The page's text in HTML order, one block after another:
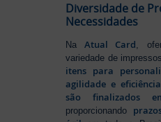
Diversidade de
Necessidades
NaAtual Card,
variedade de
itens para
agilidade e
são finalizados
proporcionando